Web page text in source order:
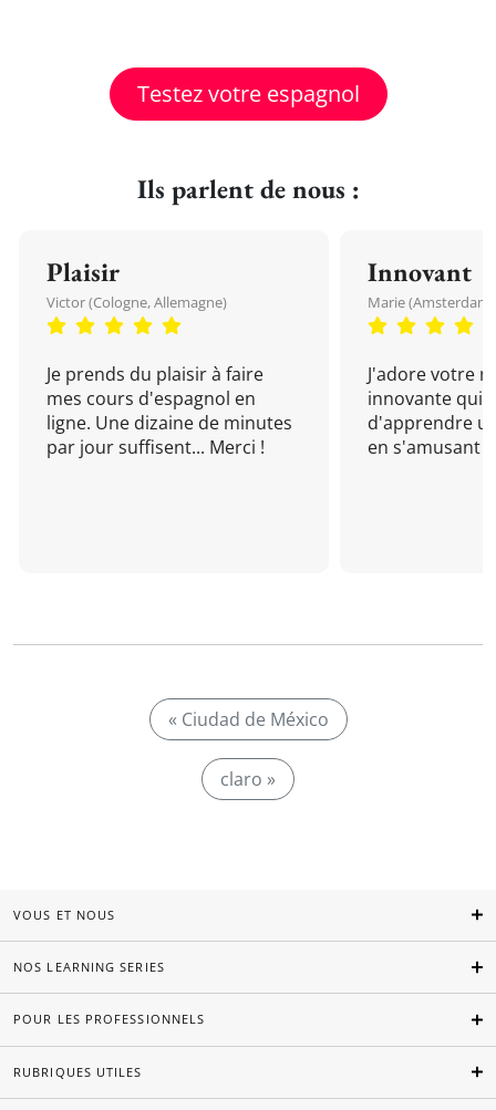
Testez votre espagnol
Ils parlent de nous :
Plaisir
Victor (Cologne, Allemagne)
Je prends du plaisir à faire
mes cours d'espagnol en
ligne. Une dizaine de minutes
par jour suffisent... Merci !
Innovant
Marie (Amsterdam,
J'adore votre
innovante qui
d'apprendre
en s'amusant !
« Ciudad de México
claro »
VOUS ET NOUS
NOS LEARNING SERIES
POUR LES PROFESSIONNELS
RUBRIQUES UTILES